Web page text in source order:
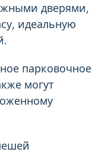
дверями,
идеальную
парковочное
могут